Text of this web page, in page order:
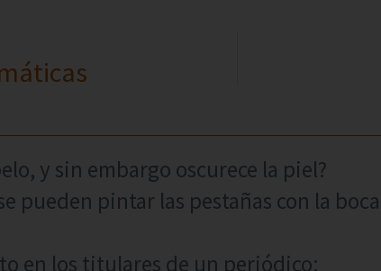
y sin embargo oscurece la piel?
pueden pintar las pestañas con la boca
en los titulares de un periódico: